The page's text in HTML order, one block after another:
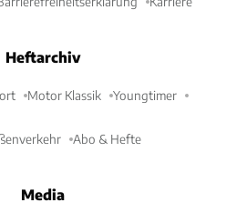
Heftarchiv
Motor Klassik Youngtimer
Abo & Hefte
Media